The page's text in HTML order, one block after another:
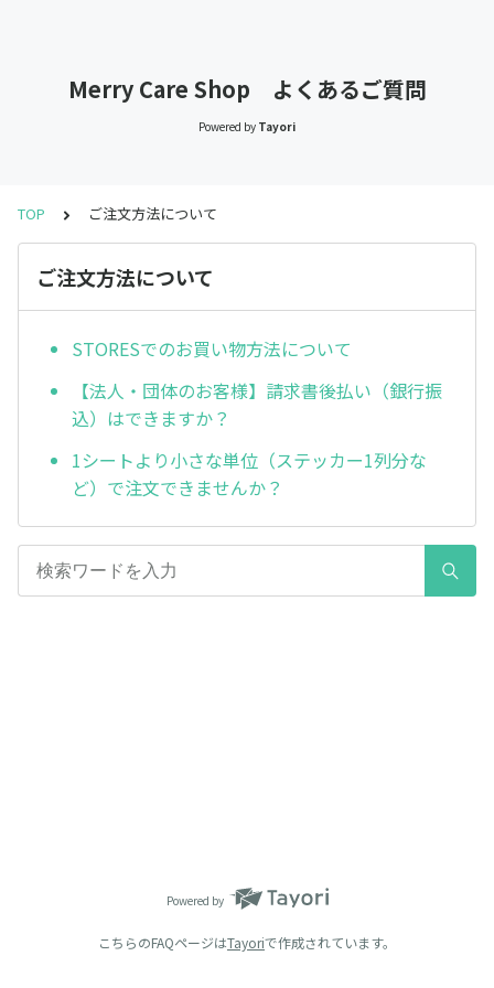
Merry Care Shop よくあるご質問
Powered by Tayori
TOP ご注文方法について
ご注文方法について
STORESでのお買い物方法について
【法人・団体のお客様】請求書後払い（銀行振
込）はできますか？
1シートより小さな単位（ステッカー1列分な
ど）で注文できませんか？
Powered by
こちらのFAQページはTayoriで作成されています。